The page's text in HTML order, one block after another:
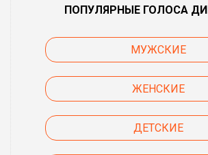
ПОПУЛЯРНЫЕ ГОЛОСА
МУЖСКИЕ
ЖЕНСКИЕ
ДЕТСКИЕ